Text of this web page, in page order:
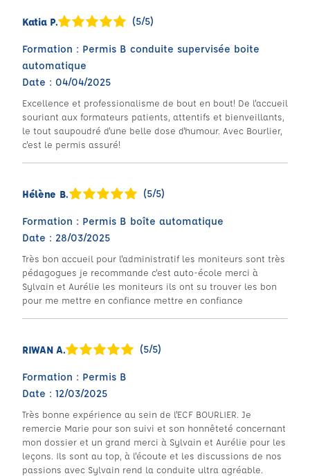
Katia P. (5/5)
Formation : Permis B conduite supervisée boite
automatique
Date : 04/04/2025
Excellence et professionalisme de bout en bout! De l'accueil
souriant aux formateurs patients, attentifs et bienveillants,
le tout saupoudré d'une belle dose d'humour. Avec Bourlier,
c'est le permis assuré!
Hélène B. (5/5)
Formation : Permis B boîte automatique
Date : 28/03/2025
Très bon accueil pour l'administratif les moniteurs sont très
pédagogues je recommande c'est auto-école merci à
Sylvain et Aurélie les moniteurs ils ont su trouver les bon
pour me mettre en confiance mettre en confiance
RIWAN A. (5/5)
Formation : Permis B
Date : 12/03/2025
Très bonne expérience au sein de l'ECF BOURLIER. Je
remercie Marie pour son suivi et son honnêteté concernant
mon dossier et un grand merci à Sylvain et Aurélie pour les
leçons. Ils sont au top, à l'écoute et les discussions de nos
passions avec Sylvain rend la conduite ultra agréable.